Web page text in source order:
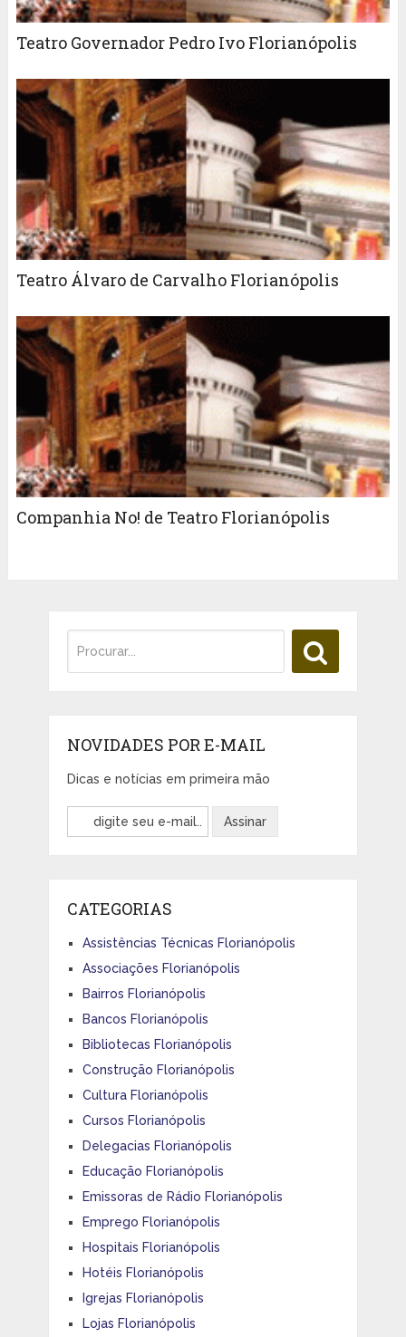
Teatro Governador Pedro Ivo Florianópolis
Teatro Álvaro de Carvalho Florianópolis
Companhia No! de Teatro Florianópolis
NOVIDADES POR E-MAIL
Dicas e notícias em primeira mão
CATEGORIAS
Assistências Técnicas Florianópolis
Associações Florianópolis
Bairros Florianópolis
Bancos Florianópolis
Bibliotecas Florianópolis
Construção Florianópolis
Cultura Florianópolis
Cursos Florianópolis
Delegacias Florianópolis
Educação Florianópolis
Emissoras de Rádio Florianópolis
Emprego Florianópolis
Hospitais Florianópolis
Hotéis Florianópolis
Igrejas Florianópolis
Lojas Florianópolis